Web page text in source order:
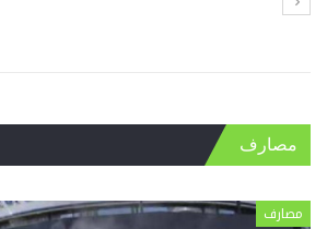
مصارف
مصارف